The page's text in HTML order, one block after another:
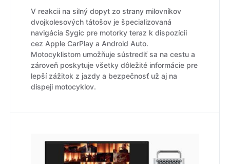
V reakcii na silný dopyt zo strany milovníkov
dvojkolesových tátošov je špecializovaná
navigácia Sygic pre motorky teraz k dispozícii
cez Apple CarPlay a Android Auto.
Motocyklistom umožňuje sústrediť sa na cestu a
zároveň poskytuje všetky dôležité informácie pre
lepší zážitok z jazdy a bezpečnosť už aj na
dispeji motocyklov.